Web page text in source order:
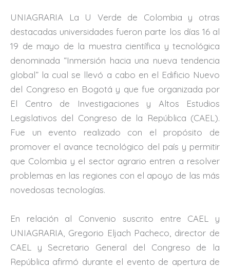
UNIAGRARIA La U Verde de Colombia y otras
destacadas universidades fueron parte los días 16 al
19 de mayo de la muestra científica y tecnológica
denominada “Inmersión hacia una nueva tendencia
global” la cual se llevó a cabo en el Edificio Nuevo
del Congreso en Bogotá y que fue organizada por
El Centro de Investigaciones y Altos Estudios
Legislativos del Congreso de la República (CAEL).
Fue un evento realizado con el propósito de
promover el avance tecnológico del país y permitir
que Colombia y el sector agrario entren a resolver
problemas en las regiones con el apoyo de las más
novedosas tecnologías.
En relación al Convenio suscrito entre CAEL y
UNIAGRARIA, Gregorio Eljach Pacheco, director de
CAEL y Secretario General del Congreso de la
República afirmó durante el evento de apertura de